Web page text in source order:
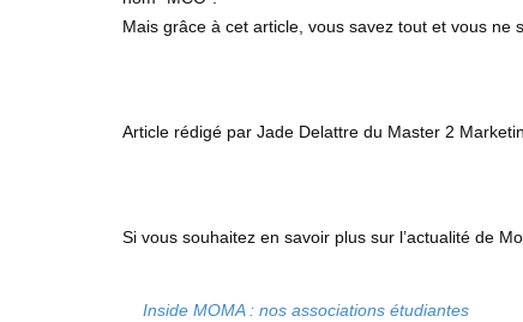
Mais grâce à cet article, vous savez tout et vous ne
Article rédigé par Jade Delattre du Master 2
Si vous souhaitez en savoir plus sur l’actualité de
Inside MOMA : nos associations étudiantes